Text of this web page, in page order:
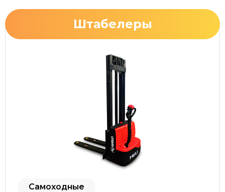
Штабелеры
Самоходные